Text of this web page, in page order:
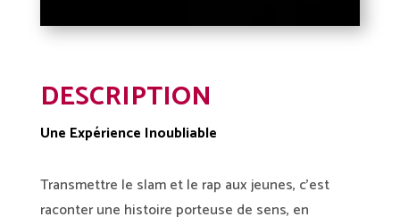
DESCRIPTION
Une Expérience Inoubliable
Transmettre le slam et le rap aux jeunes, c’est
raconter une histoire porteuse de sens, en